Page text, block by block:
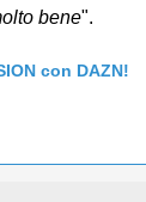
bene".
con DAZN!